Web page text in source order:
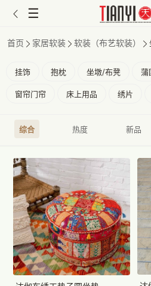
☰
首页 家居软装 软装（布艺软装）
挂饰 抱枕 坐墩/布凳 蒲
窗帘门帘 床上用品 绣片
综合 热度 新品